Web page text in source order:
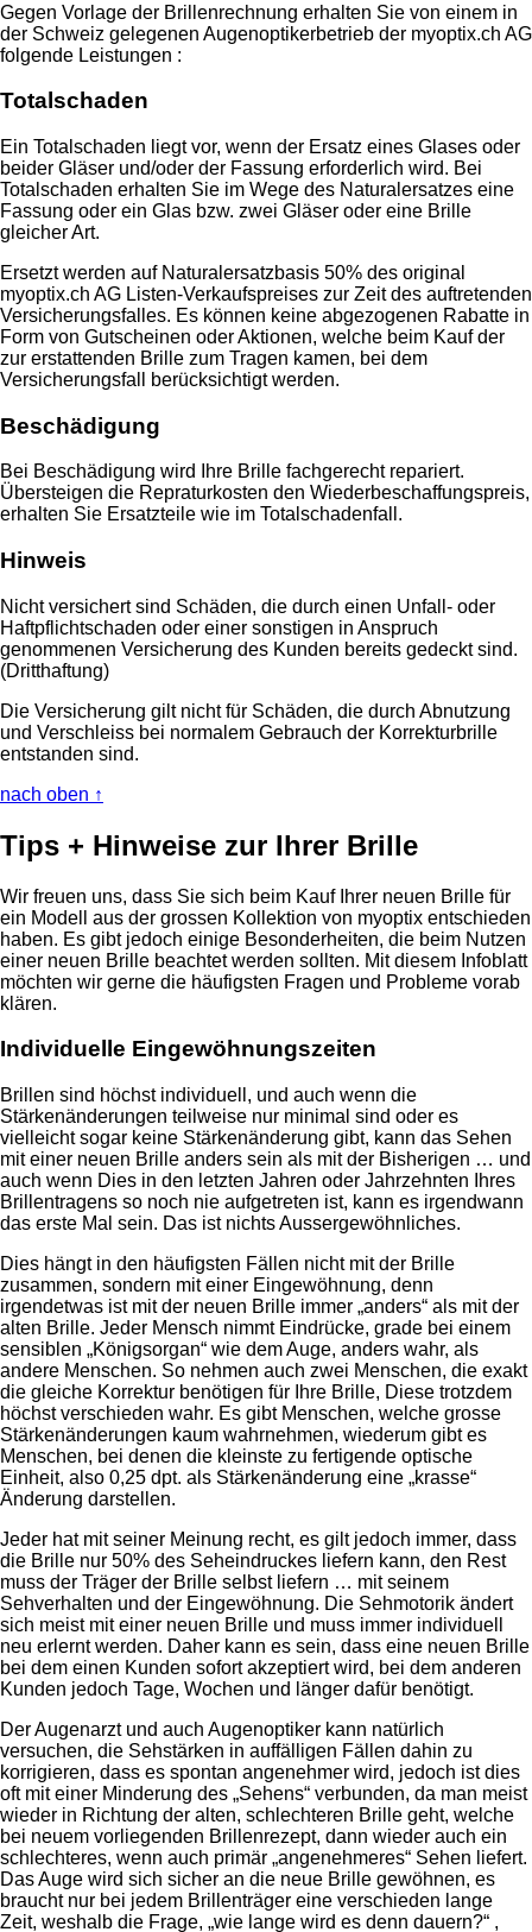
Gegen Vorlage der Brillenrechnung erhalten Sie von einem in
der Schweiz gelegenen Augenoptikerbetrieb der myoptix.ch AG
folgende Leistungen :
Totalschaden
Ein Totalschaden liegt vor, wenn der Ersatz eines Glases oder
beider Gläser und/oder der Fassung erforderlich wird. Bei
Totalschaden erhalten Sie im Wege des Naturalersatzes eine
Fassung oder ein Glas bzw. zwei Gläser oder eine Brille
gleicher Art.
Ersetzt werden auf Naturalersatzbasis 50% des original
myoptix.ch AG Listen-Verkaufspreises zur Zeit des auftretenden
Versicherungsfalles. Es können keine abgezogenen Rabatte in
Form von Gutscheinen oder Aktionen, welche beim Kauf der
zur erstattenden Brille zum Tragen kamen, bei dem
Versicherungsfall berücksichtigt werden.
Beschädigung
Bei Beschädigung wird Ihre Brille fachgerecht repariert.
Übersteigen die Repraturkosten den Wiederbeschaffungspreis,
erhalten Sie Ersatzteile wie im Totalschadenfall.
Hinweis
Nicht versichert sind Schäden, die durch einen Unfall- oder
Haftpflichtschaden oder einer sonstigen in Anspruch
genommenen Versicherung des Kunden bereits gedeckt sind.
(Dritthaftung)
Die Versicherung gilt nicht für Schäden, die durch Abnutzung
und Verschleiss bei normalem Gebrauch der Korrekturbrille
entstanden sind.
nach oben ↑
Tips + Hinweise zur Ihrer Brille
Wir freuen uns, dass Sie sich beim Kauf Ihrer neuen Brille für
ein Modell aus der grossen Kollektion von myoptix entschieden
haben. Es gibt jedoch einige Besonderheiten, die beim Nutzen
einer neuen Brille beachtet werden sollten. Mit diesem Infoblatt
möchten wir gerne die häufigsten Fragen und Probleme vorab
klären.
Individuelle Eingewöhnungszeiten
Brillen sind höchst individuell, und auch wenn die
Stärkenänderungen teilweise nur minimal sind oder es
vielleicht sogar keine Stärkenänderung gibt, kann das Sehen
mit einer neuen Brille anders sein als mit der Bisherigen … und
auch wenn Dies in den letzten Jahren oder Jahrzehnten Ihres
Brillentragens so noch nie aufgetreten ist, kann es irgendwann
das erste Mal sein. Das ist nichts Aussergewöhnliches.
Dies hängt in den häufigsten Fällen nicht mit der Brille
zusammen, sondern mit einer Eingewöhnung, denn
irgendetwas ist mit der neuen Brille immer „anders“ als mit der
alten Brille. Jeder Mensch nimmt Eindrücke, grade bei einem
sensiblen „Königsorgan“ wie dem Auge, anders wahr, als
andere Menschen. So nehmen auch zwei Menschen, die exakt
die gleiche Korrektur benötigen für Ihre Brille, Diese trotzdem
höchst verschieden wahr. Es gibt Menschen, welche grosse
Stärkenänderungen kaum wahrnehmen, wiederum gibt es
Menschen, bei denen die kleinste zu fertigende optische
Einheit, also 0,25 dpt. als Stärkenänderung eine „krasse“
Änderung darstellen.
Jeder hat mit seiner Meinung recht, es gilt jedoch immer, dass
die Brille nur 50% des Seheindruckes liefern kann, den Rest
muss der Träger der Brille selbst liefern … mit seinem
Sehverhalten und der Eingewöhnung. Die Sehmotorik ändert
sich meist mit einer neuen Brille und muss immer individuell
neu erlernt werden. Daher kann es sein, dass eine neuen Brille
bei dem einen Kunden sofort akzeptiert wird, bei dem anderen
Kunden jedoch Tage, Wochen und länger dafür benötigt.
Der Augenarzt und auch Augenoptiker kann natürlich
versuchen, die Sehstärken in auffälligen Fällen dahin zu
korrigieren, dass es spontan angenehmer wird, jedoch ist dies
oft mit einer Minderung des „Sehens“ verbunden, da man meist
wieder in Richtung der alten, schlechteren Brille geht, welche
bei neuem vorliegenden Brillenrezept, dann wieder auch ein
schlechteres, wenn auch primär „angenehmeres“ Sehen liefert.
Das Auge wird sich sicher an die neue Brille gewöhnen, es
braucht nur bei jedem Brillenträger eine verschieden lange
Zeit, weshalb die Frage, „wie lange wird es denn dauern?“ ,